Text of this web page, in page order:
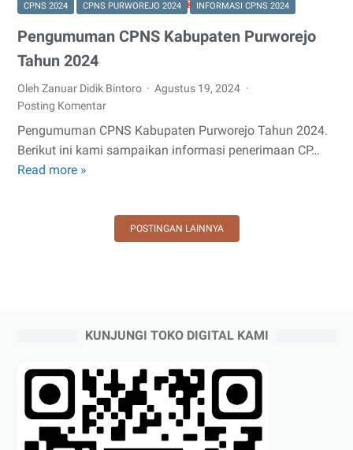
CPNS 2024 CPNS PURWOREJO 2024 INFORMASI CPNS 2024
Pengumuman CPNS Kabupaten Purworejo
Tahun 2024
Oleh Zanuar Didik Bintoro
Agustus 19, 2024
Posting Komentar
Pengumuman CPNS Kabupaten Purworejo Tahun 2024.
Berikut ini kami sampaikan informasi penerimaan CP…
Read more »
Kabupaten
PurworejoPOSTINGAN LAINNYA
KUNJUNGI TOKO DIGITAL KAMI